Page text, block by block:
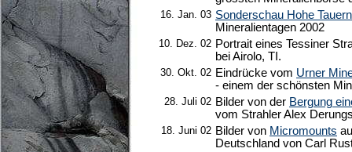
16. Jan. 03 Sonderschau Hohe Tauern
Mineralientagen 2002
10. Dez. 02 Portrait eines Tessiner
bei Airolo, TI.
30. Okt. 02 Eindrücke vom Urner
- einem der schönsten
28. Juli 02 Bilder von der Bergung
vom Strahler Alex
18. Juni 02 Bilder von Micromounts
Deutschland von Carl